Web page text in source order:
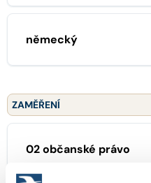
německý
ZAMĚŘENÍ
02 občanské právo